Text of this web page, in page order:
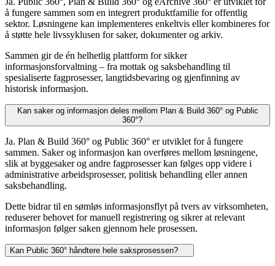
å fungere sammen som en integrert produktfamilie for offentlig
sektor. Løsningene kan implementeres enkeltvis eller kombineres for
å støtte hele livssyklusen for saker, dokumenter og arkiv.
Sammen gir de én helhetlig plattform for sikker
informasjonsforvaltning – fra mottak og saksbehandling til
spesialiserte fagprosesser, langtidsbevaring og gjenfinning av
historisk informasjon.
Kan saker og informasjon deles mellom Plan & Build 360° og Public
360°?
Ja. Plan & Build 360° og Public 360° er utviklet for å fungere
sammen. Saker og informasjon kan overføres mellom løsningene,
slik at byggesaker og andre fagprosesser kan følges opp videre i
administrative arbeidsprosesser, politisk behandling eller annen
saksbehandling.
Dette bidrar til en sømløs informasjonsflyt på tvers av virksomheten,
reduserer behovet for manuell registrering og sikrer at relevant
informasjon følger saken gjennom hele prosessen.
Kan Public 360° håndtere hele saksprosessen?